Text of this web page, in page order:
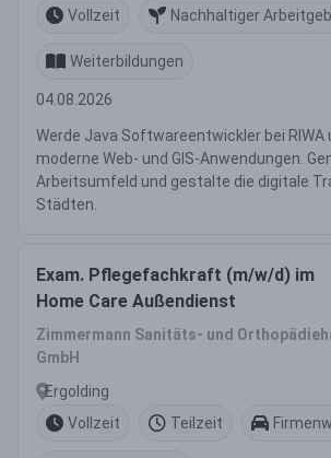
Vollzeit
Nachhaltiger
Weiterbildungen
04.08.2026
Werde Java Softwareentwickler bei RIWA
moderne Web- und GIS-Anwendungen.
Arbeitsumfeld und gestalte die digitale
Städten.
Exam. Pflegefachkraft (m/w/d) im
Home Care Außendienst
Zimmermann Sanitäts- und
GmbH
Ergolding
Vollzeit
Teilzeit